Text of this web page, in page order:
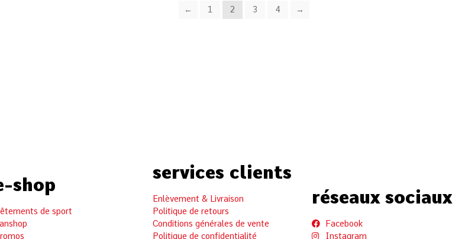
← 1 2 3 4 →
shop
de sport
services clients
Enlèvement & Livraison
Politique de retours
Conditions générales de vente
Politique de confidentialité
réseaux sociaux
Facebook
Instagram